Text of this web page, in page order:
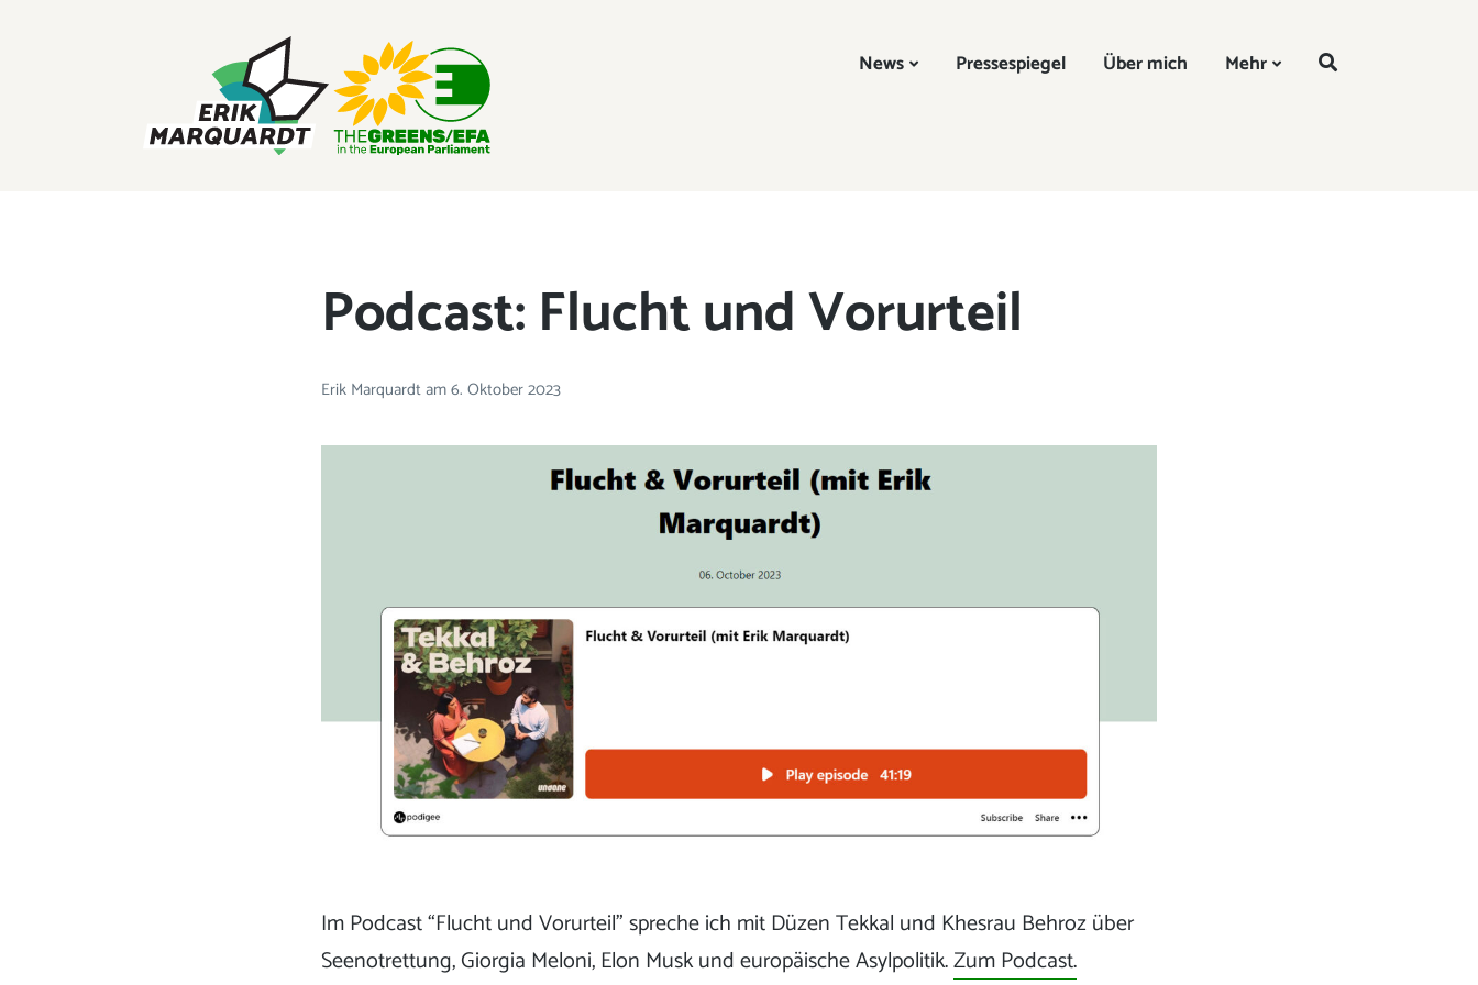
News Pressespiegel Über mich Mehr
Podcast: Flucht und Vorurteil
Erik Marquardtam6. Oktober 2023
Im Podcast “Flucht und Vorurteil” spreche ich mit Düzen Tekkal und Khesrau Behroz über
Seenotrettung, Giorgia Meloni, Elon Musk und europäische Asylpolitik.Zum Podcast.